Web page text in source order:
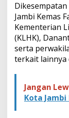
Jambi Kemas
Kementerian
(KLHK),
serta
terkait lainnya
Jangan
Kota Jambi